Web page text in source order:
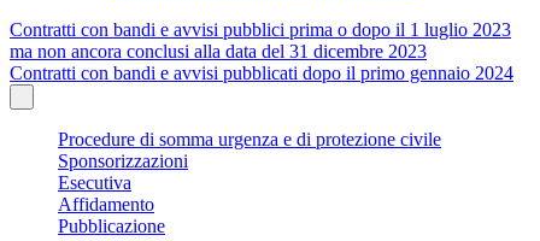
Contratti con bandi e avvisi pubblici prima o dopo il 1 luglio 2023
ma non ancora conclusi alla data del 31 dicembre 2023
Contratti con bandi e avvisi pubblicati dopo il primo gennaio 2024
Procedure di somma urgenza e di protezione civile
Sponsorizzazioni
Esecutiva
Affidamento
Pubblicazione